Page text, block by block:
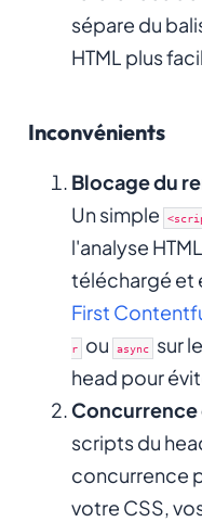
sépare du
HTML plus
Inconvénients
Blocage du
Un simple
l'analyse
téléchargé et
First
r ou async
sur
head pour
Concurrence
scripts du
concurrence
votre CSS,